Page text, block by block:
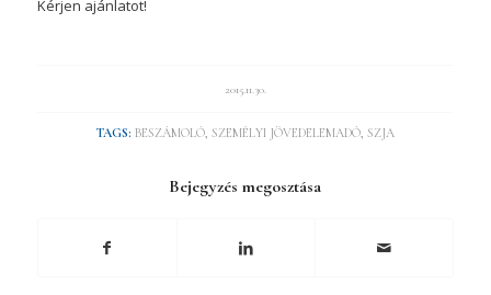
Kérjen ajánlatot!
2015.11.30.
TAGS: BESZÁMOLÓ, SZEMÉLYI JÖVEDELEMADÓ, SZJA
Bejegyzés megosztása